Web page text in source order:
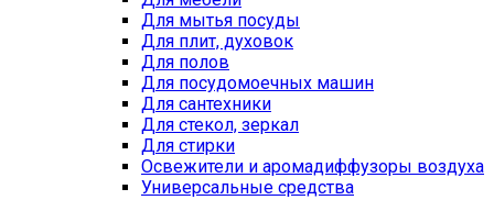
Для мытья посуды
Для плит, духовок
Для полов
Для посудомоечных машин
Для сантехники
Для стекол, зеркал
Для стирки
Освежители и аромадиффузоры воздуха
Универсальные средства